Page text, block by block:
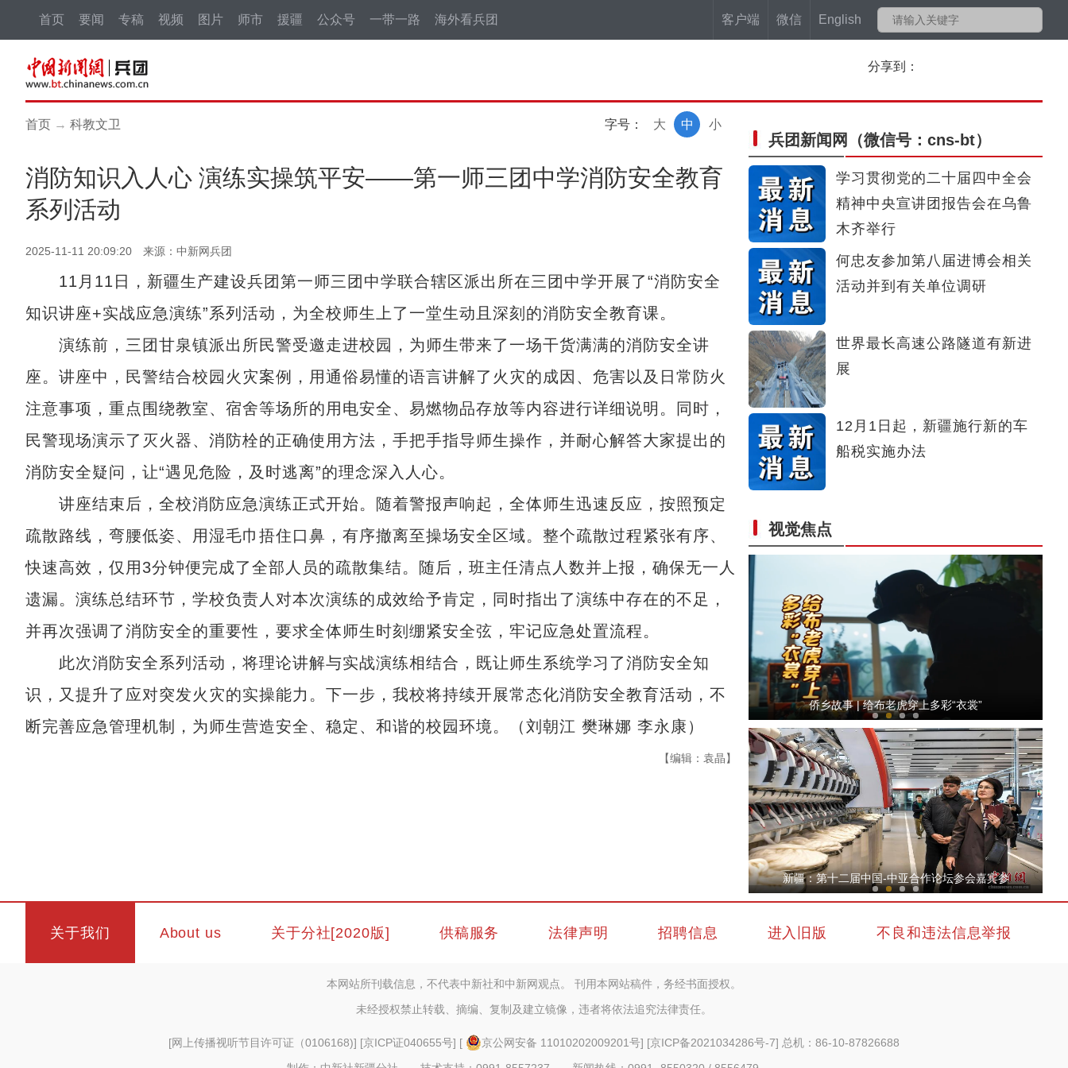
客户端 微信 English
首页 要闻 专稿 视频 图片 师市 援疆 公众号 一带一路 海外看兵团
分享到：
首页 → 科教文卫 字号： 小
中
大
消防知识入人心 演练实操筑平安——第一师三团中学消防安全教育
系列活动
2025-11-11 20:09:20 来源：中新网兵团
11月11日，新疆生产建设兵团第一师三团中学联合辖区派出所在三团中学开展了“消防安全
知识讲座+实战应急演练”系列活动，为全校师生上了一堂生动且深刻的消防安全教育课。
演练前，三团甘泉镇派出所民警受邀走进校园，为师生带来了一场干货满满的消防安全讲
座。讲座中，民警结合校园火灾案例，用通俗易懂的语言讲解了火灾的成因、危害以及日常防火
注意事项，重点围绕教室、宿舍等场所的用电安全、易燃物品存放等内容进行详细说明。同时，
民警现场演示了灭火器、消防栓的正确使用方法，手把手指导师生操作，并耐心解答大家提出的
消防安全疑问，让“遇见危险，及时逃离”的理念深入人心。
讲座结束后，全校消防应急演练正式开始。随着警报声响起，全体师生迅速反应，按照预定
疏散路线，弯腰低姿、用湿毛巾捂住口鼻，有序撤离至操场安全区域。整个疏散过程紧张有序、
快速高效，仅用3分钟便完成了全部人员的疏散集结。随后，班主任清点人数并上报，确保无一人
遗漏。演练总结环节，学校负责人对本次演练的成效给予肯定，同时指出了演练中存在的不足，
并再次强调了消防安全的重要性，要求全体师生时刻绷紧安全弦，牢记应急处置流程。
此次消防安全系列活动，将理论讲解与实战演练相结合，既让师生系统学习了消防安全知
识，又提升了应对突发火灾的实操能力。下一步，我校将持续开展常态化消防安全教育活动，不
断完善应急管理机制，为师生营造安全、稳定、和谐的校园环境。（刘朝江 樊琳娜 李永康）
【编辑：袁晶】
兵团新闻网 （微信号：cns-bt）
学习贯彻党的二十届四中全会
精神中央宣讲团报告会在乌鲁
木齐举行
何忠友参加第八届进博会相关
活动并到有关单位调研
世界最长高速公路隧道有新进
展
12月1日起，新疆施行新的车
船税实施办法
视觉焦点
【与你为邻】意大利自行车车手：中国早已是
侨乡故事 | 给布老虎穿上多彩“衣裳”
下马崖的幸福密码
新疆：第十二届中国-中亚合作论坛参会嘉宾参
关于我们 About us 关于分社[2020版] 供稿服务 法律声明 招聘信息 进入旧版 不良和违法信息举报
本网站所刊载信息，不代表中新社和中新网观点。 刊用本网站稿件，务经书面授权。
未经授权禁止转载、摘编、复制及建立镜像，违者将依法追究法律责任。
[网上传播视听节目许可证（0106168)] [京ICP证040655号] [ 京公网安备 11010202009201号] [京ICP备2021034286号-7] 总机：86-10-87826688